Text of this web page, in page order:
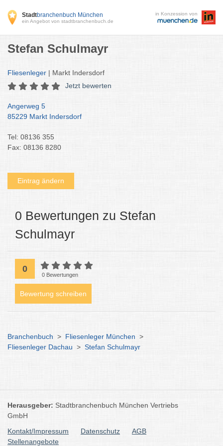
Stadtbranchenbuch München
ein Angebot von stadtbranchenbuch.de
in Konzession von
Stefan Schulmayr
Fliesenleger | Markt Indersdorf
Jetzt bewerten
Angerweg 5
85229 Markt Indersdorf
Tel: 08136 355
Fax: 08136 8280
Eintrag ändern
0 Bewertungen zu Stefan
Schulmayr
0
0 Bewertungen
Bewertung schreiben
Branchenbuch > Fliesenleger München >
Fliesenleger Dachau > Stefan Schulmayr
Herausgeber: Stadtbranchenbuch München Vertriebs
GmbH
Kontakt/Impressum
Datenschutz
AGB
Stellenangebote